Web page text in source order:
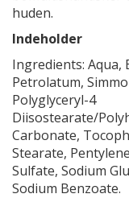
huden.
Indeholder
Ingredients: Aqua,
Petrolatum,
Polyglyceryl-4
Diisostearate/
Carbonate,
Stearate,
Sulfate, Sodium
Sodium Benzoate.